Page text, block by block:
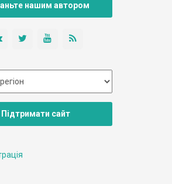
нашим автором
Підтримати сайт